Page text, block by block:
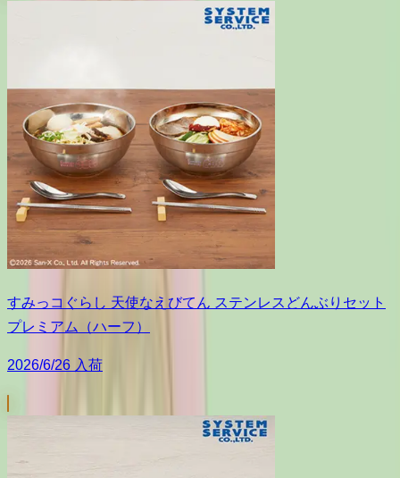
すみっコぐらし 天使なえびてん ステンレスどんぶりセット
プレミアム（ハーフ）
2026/6/26 入荷